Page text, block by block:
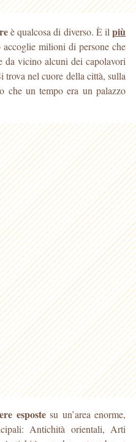
è qualcosa di diverso. È ilpiù
accoglie milioni di persone che
da vicino alcuni dei capolavori
trova nel cuore della città, sulla
che un tempo era un palazzo
espostesu un’area enorme,
Antichità orientali, Arti